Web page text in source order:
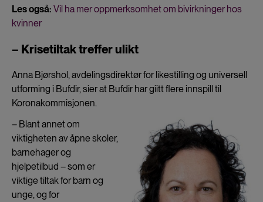
Les også: Vil ha mer oppmerksomhet om bivirkninger hos
kvinner
– Krisetiltak treffer ulikt
Anna Bjørshol, avdelingsdirektør for likestilling og universell
utforming i Bufdir, sier at Bufdir har giitt flere innspill til
Koronakommisjonen.­
– Blant annet om
viktigheten av åpne skoler,
barnehager og
hjelpetilbud ­– som er
viktige tiltak for barn og
unge, og for